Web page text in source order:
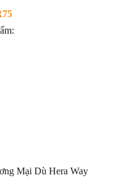
Mại Dù Hera Way